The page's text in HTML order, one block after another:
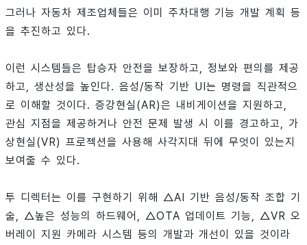
그러나 자동차 제조업체들은 이미 주차대행 기능 개발 계획 등
을 추진하고 있다.
이런 시스템들은 탑승자 안전을 보장하고, 정보와 편의를 제공
하고, 생산성을 높인다. 음성/동작 기반 UI는 명령을 직관적으
로 이해할 것이다. 증강현실(AR)은 내비게이션을 지원하고,
관심 지점을 제공하거나 안전 문제 발생 시 이를 경고하고, 가
상현실(VR) 프로젝션을 사용해 사각지대 뒤에 무엇이 있는지
보여줄 수 있다.
투 디렉터는 이를 구현하기 위해 △AI 기반 음성/동작 조합 기
술, △높은 성능의 하드웨어, △OTA 업데이트 기능, △VR 오
버레이 지원 카메라 시스템 등의 개발과 개선이 있을 것이라